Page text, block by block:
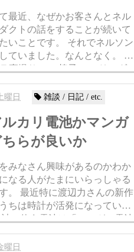
最近、なぜかお客さんとネル
クトの話をすることが続いて
す。 それでネルソン
いました。なんとなく。 書
。 シリンダー
曜日 雑談 / 日記 / etc.
カリ電池かマンガ
らが良いか
みなさん興味があるのかわか
なる人がたまにいらっしゃる
の新作
ちは時計が活発になっていま
か？」です。 今日の話題は。
曜日